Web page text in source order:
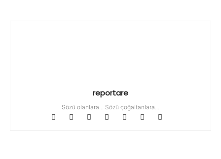
reportare
Sözü olanlara... Sözü çoğaltanlara...